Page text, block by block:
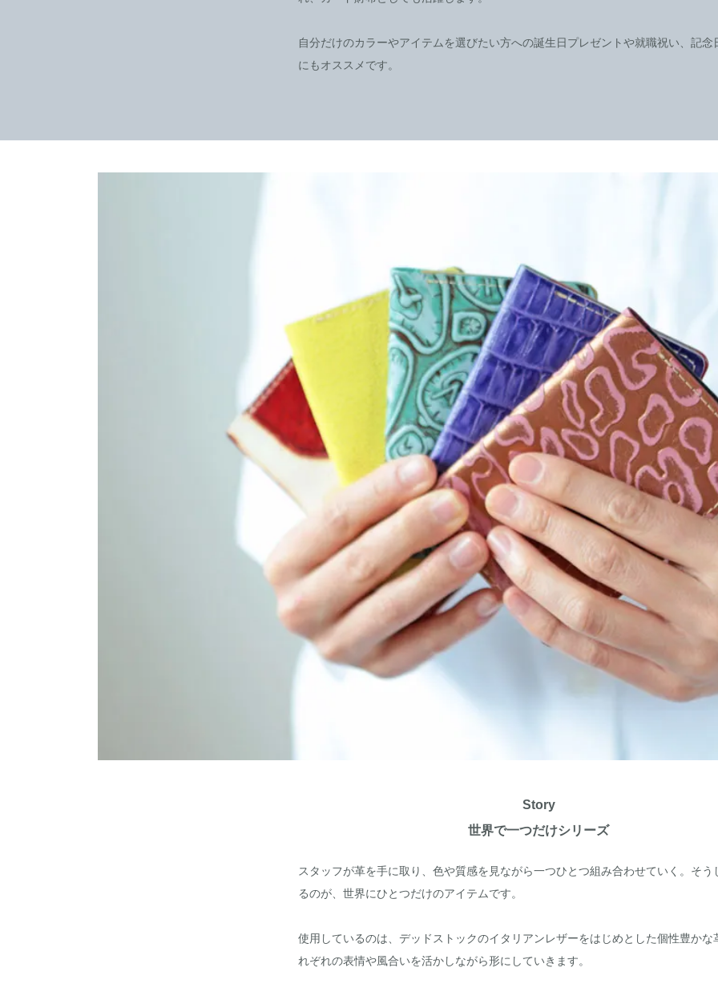
自分だけのカラーやアイテムを選びたい方への誕生日プレゼントや就職祝い、記念
にもオススメです。
Story
世界で一つだけシリーズ
スタッフが革を手に取り、色や質感を見ながら一つひとつ組み合わせていく。そう
るのが、世界にひとつだけのアイテムです。
使用しているのは、デッドストックのイタリアンレザーをはじめとした個性豊かな
れぞれの表情や風合いを活かしながら形にしていきます。